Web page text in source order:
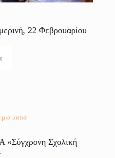
22 Φεβρουαρίου
ματιά
«Σύγχρονη Σχολική